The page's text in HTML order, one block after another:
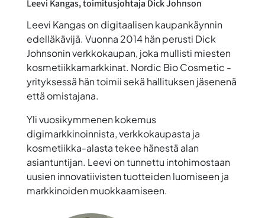
Leevi Kangas, toimitusjohtaja Dick Johnson
Leevi Kangas on digitaalisen kaupankäynnin
edelläkävijä. Vuonna 2014 hän perusti Dick
Johnsonin verkkokaupan, joka mullisti miesten
kosmetiikkamarkkinat. Nordic Bio Cosmetic -
yrityksessä hän toimii sekä hallituksen jäsenenä
että omistajana.
Yli vuosikymmenen kokemus
digimarkkinoinnista, verkkokaupasta ja
kosmetiikka-alasta tekee hänestä alan
asiantuntijan. Leevi on tunnettu intohimostaan
uusien innovatiivisten tuotteiden luomiseen ja
markkinoiden muokkaamiseen.